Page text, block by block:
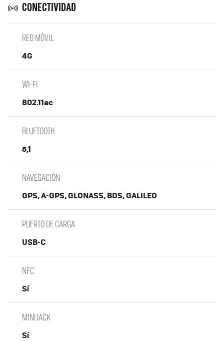
CONECTIVIDAD
RED MÓVIL
4G
WI-FI
802.11ac
BLUETOOTH
5,1
NAVEGACIÓN
GPS, A-GPS, GLONASS, BDS, GALILEO
PUERTO DE CARGA
USB-C
NFC
Sí
MINIJACK
Sí